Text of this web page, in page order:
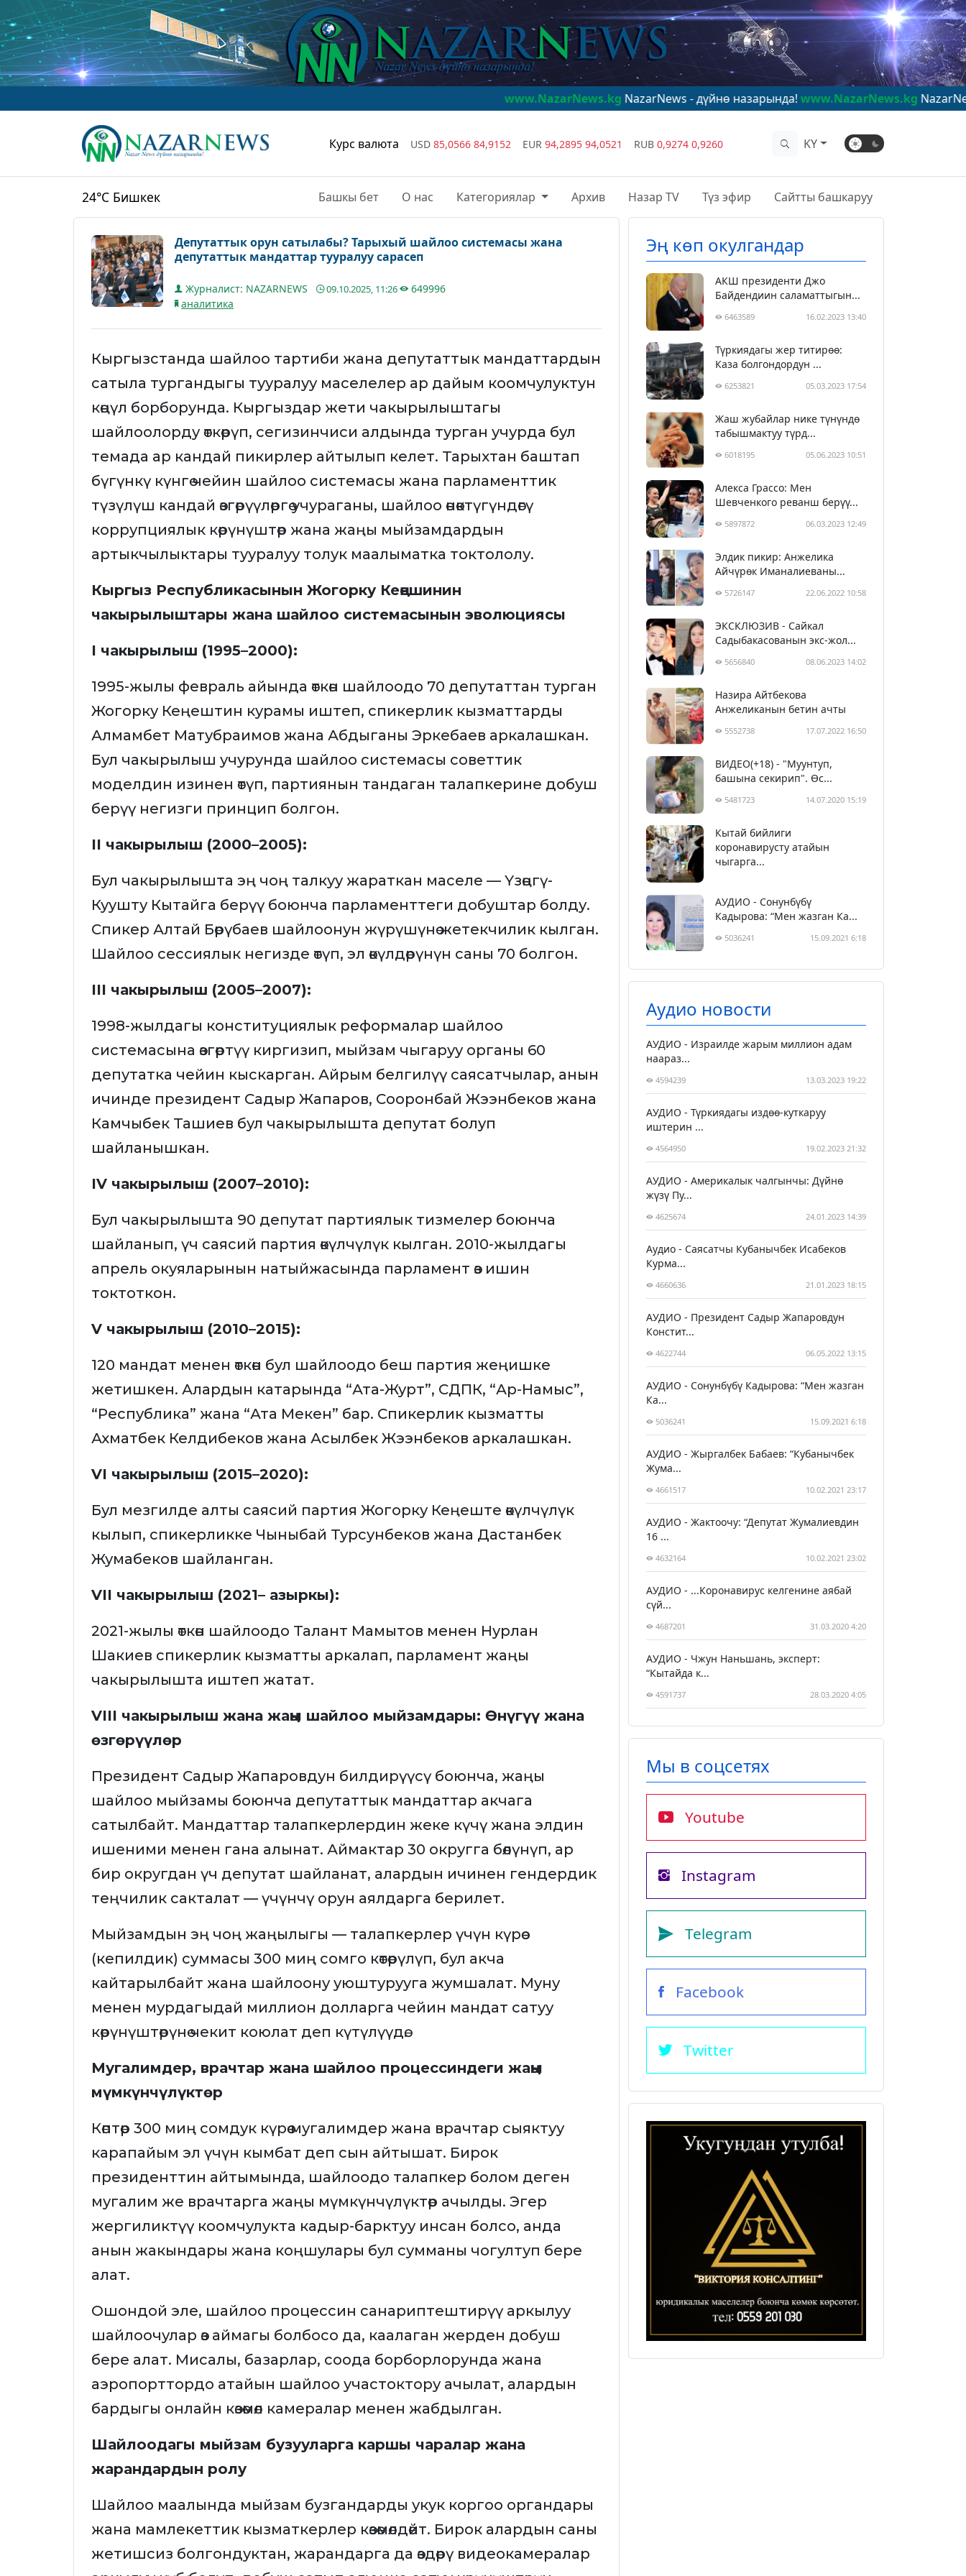
www.NazarNews.kgNazarNews - дүйнө назарында!www.NazarNews.kgNazarNews - в
Курс валюта USD 85,0566 84,9152 EUR 94,2895 94,0521 RUB 0,9274 0,9260 KY
24°C Бишкек Башкы бет О нас Категориялар Архив Назар TV Түз эфир Сайтты башкаруу
Депутаттык орун сатылабы? Тарыхый шайлоо системасы жана
депутаттык мандаттар тууралуу сарасеп
Журналист: NAZARNEWS 09.10.2025, 11:26
649996
аналитика
Кыргызстанда шайлоо тартиби жана депутаттык мандаттардын
сатыла тургандыгы тууралуу маселелер ар дайым коомчулуктун
көңүл борборунда. Кыргыздар жети чакырылыштагы
шайлоолорду өткөрүп, сегизинчиси алдында турган учурда бул
темада ар кандай пикирлер айтылып келет. Тарыхтан баштап
бүгүнкү күнгө чейин шайлоо системасы жана парламенттик
түзүлүш кандай өзгөрүүлөргө учураганы, шайлоо өнөктүгүндөгү
коррупциялык көрүнүштөр жана жаңы мыйзамдардын
артыкчылыктары тууралуу толук маалыматка токтололу.
Кыргыз Республикасынын Жогорку Кеңешинин
чакырылыштары жана шайлоо системасынын эволюциясы
I чакырылыш (1995–2000):
1995-жылы февраль айында өткөн шайлоодо 70 депутаттан турган
Жогорку Кеңештин курамы иштеп, спикерлик кызматтарды
Алмамбет Матубраимов жана Абдыганы Эркебаев аркалашкан.
Бул чакырылыш учурунда шайлоо системасы советтик
моделдин изинен өтүп, партиянын тандаган талапкерине добуш
берүү негизги принцип болгон.
II чакырылыш (2000–2005):
Бул чакырылышта эң чоң талкуу жараткан маселе — Үзөңгү-
Куушту Кытайга берүү боюнча парламенттеги добуштар болду.
Спикер Алтай Бөрүбаев шайлоонун жүрүшүнө жетекчилик кылган.
Шайлоо сессиялык негизде өтүп, эл өкүлдөрүнүн саны 70 болгон.
III чакырылыш (2005–2007):
1998-жылдагы конституциялык реформалар шайлоо
системасына өзгөртүү киргизип, мыйзам чыгаруу органы 60
депутатка чейин кыскарган. Айрым белгилүү саясатчылар, анын
ичинде президент Садыр Жапаров, Сооронбай Жээнбеков жана
Камчыбек Ташиев бул чакырылышта депутат болуп
шайланышкан.
IV чакырылыш (2007–2010):
Бул чакырылышта 90 депутат партиялык тизмелер боюнча
шайланып, үч саясий партия өкүлчүлүк кылган. 2010-жылдагы
апрель окуяларынын натыйжасында парламент өз ишин
токтоткон.
V чакырылыш (2010–2015):
120 мандат менен өткөн бул шайлоодо беш партия жеңишке
жетишкен. Алардын катарында “Ата-Журт”, СДПК, “Ар-Намыс”,
“Республика” жана “Ата Мекен” бар. Спикерлик кызматты
Ахматбек Келдибеков жана Асылбек Жээнбеков аркалашкан.
VI чакырылыш (2015–2020):
Бул мезгилде алты саясий партия Жогорку Кеңеште өкүлчүлүк
кылып, спикерликке Чыныбай Турсунбеков жана Дастанбек
Жумабеков шайланган.
VII чакырылыш (2021– азыркы):
2021-жылы өткөн шайлоодо Талант Мамытов менен Нурлан
Шакиев спикерлик кызматты аркалап, парламент жаңы
чакырылышта иштеп жатат.
VIII чакырылыш жана жаңы шайлоо мыйзамдары: Өнүгүү жана
өзгөрүүлөр
Президент Садыр Жапаровдун билдирүүсү боюнча, жаңы
шайлоо мыйзамы боюнча депутаттык мандаттар акчага
сатылбайт. Мандаттар талапкерлердин жеке күчү жана элдин
ишеними менен гана алынат. Аймактар 30 округга бөлүнүп, ар
бир округдан үч депутат шайланат, алардын ичинен гендердик
теңчилик сакталат — үчүнчү орун аялдарга берилет.
Мыйзамдын эң чоң жаңылыгы — талапкерлер үчүн күрөө
(кепилдик) суммасы 300 миң сомго көтөрүлүп, бул акча
кайтарылбайт жана шайлоону уюштурууга жумшалат. Муну
менен мурдагыдай миллион долларга чейин мандат сатуу
көрүнүштөрүнө чекит коюлат деп күтүлүүдө.
Мугалимдер, врачтар жана шайлоо процессиндеги жаңы
мүмкүнчүлүктөр
Көптөр 300 миң сомдук күрөө мугалимдер жана врачтар сыяктуу
карапайым эл үчүн кымбат деп сын айтышат. Бирок
президенттин айтымында, шайлоодо талапкер болом деген
мугалим же врачтарга жаңы мүмкүнчүлүктөр ачылды. Эгер
жергиликтүү коомчулукта кадыр-барктуу инсан болсо, анда
анын жакындары жана коңшулары бул сумманы чогултуп бере
алат.
Ошондой эле, шайлоо процессин санариптештирүү аркылуу
шайлоочулар өз аймагы болбосо да, каалаган жерден добуш
бере алат. Мисалы, базарлар, соода борборлорунда жана
аэропорттордо атайын шайлоо участоктору ачылат, алардын
бардыгы онлайн көзөмөл камералар менен жабдылган.
Шайлоодагы мыйзам бузууларга каршы чаралар жана
жарандардын ролу
Шайлоо маалында мыйзам бузгандарды укук коргоо органдары
жана мамлекеттик кызматкерлер көзөмөлдөйт. Бирок алардын саны
жетишсиз болгондуктан, жарандарга да өздөрү видеокамералар
Эң көп окулгандар
АКШ президенти Джо
Байдендиин саламаттыгын...
6463589 16.02.2023 13:40
Түркиядагы жер титирөө:
Каза болгондордун ...
6253821 05.03.2023 17:54
Жаш жубайлар нике түнүндө
табышмактуу түрд...
6018195 05.06.2023 10:51
Алекса Грассо: Мен
Шевченкого реванш берүү...
5897872 06.03.2023 12:49
Элдик пикир: Анжелика
Айчүрөк Иманалиеваны...
5726147 22.06.2022 10:58
ЭКСКЛЮЗИВ - Сайкал
Садыбакасованын экс-жол...
5656840 08.06.2023 14:02
Назира Айтбекова
Анжеликанын бетин ачты
5552738 17.07.2022 16:50
ВИДЕО(+18) - "Муунтуп,
башына секирип". Өс...
5481723 14.07.2020 15:19
Кытай бийлиги
коронавирусту атайын
чыгарга...
АУДИО - Сонунбүбү
Кадырова: “Мен жазган Ка...
5036241 15.09.2021 6:18
Аудио новости
АУДИО - Израилде жарым миллион адам
наараз...
4594239 13.03.2023 19:22
АУДИО - Түркиядагы издөө-куткаруу
иштерин ...
4564950 19.02.2023 21:32
АУДИО - Америкалык чалгынчы: Дүйнө
жүзү Пу...
4625674 24.01.2023 14:39
Аудио - Саясатчы Кубанычбек Исабеков
Курма...
4660636 21.01.2023 18:15
АУДИО - Президент Садыр Жапаровдун
Констит...
4622744 06.05.2022 13:15
АУДИО - Сонунбүбү Кадырова: “Мен жазган
Ка...
5036241 15.09.2021 6:18
АУДИО - Жыргалбек Бабаев: “Кубанычбек
Жума...
4661517 10.02.2021 23:17
АУДИО - Жактоочу: “Депутат Жумалиевдин
16 ...
4632164 10.02.2021 23:02
АУДИО - ...Коронавирус келгенине аябай
сүй...
4687201 31.03.2020 4:20
АУДИО - Чжун Наньшань, эксперт:
“Кытайда к...
4591737 28.03.2020 4:05
Мы в соцсетях
Youtube
Instagram
Telegram
Facebook
Twitter